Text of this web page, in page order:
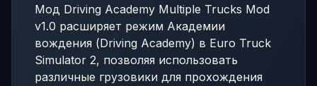
Мод Driving Academy Multiple Trucks Mod
v1.0 расширяет режим Академии
вождения (Driving Academy) в Euro Truck
Simulator 2, позволяя использовать
различные грузовики для прохождения